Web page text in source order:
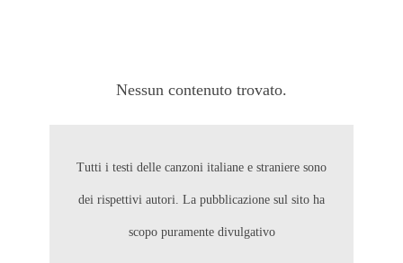
Nessun contenuto trovato.
Tutti i testi delle canzoni italiane e straniere sono
dei rispettivi autori. La pubblicazione sul sito ha
scopo puramente divulgativo